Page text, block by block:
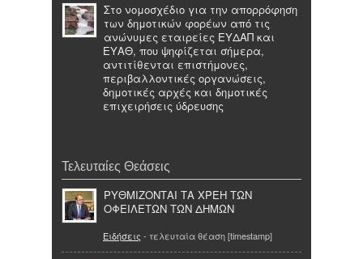
Στο νομοσχέδιο για την απορρόφηση
των δημοτικών φορέων από τις
ανώνυμες εταιρείες ΕΥΔΑΠ και
ΕΥΑΘ, που ψηφίζεται σήμερα,
αντιτίθενται επιστήμονες,
περιβαλλοντικές οργανώσεις,
δημοτικές αρχές και δημοτικές
επιχειρήσεις ύδρευσης
Τελευταίες Θεάσεις
ΡΥΘΜΙΖΟΝΤΑΙ ΤΑ ΧΡΕΗ ΤΩΝ
ΟΦΕΙΛΕΤΩΝ ΤΩΝ ΔΗΜΩΝ
Ειδήσεις - τελευταία θέαση [timestamp]